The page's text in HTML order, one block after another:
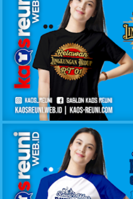
KAOS RELAWAN LINGKUNGAN HIDUP RT1